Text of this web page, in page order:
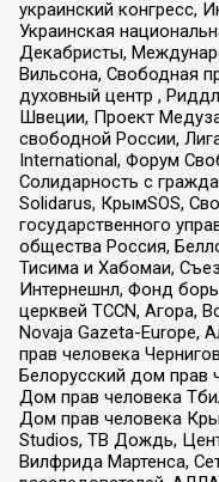
украинский конгресс,
Украинская
Декабристы,
Вильсона, Свободная
духовный центр ,
Швеции, Проект
свободной России,
International, Форум
Солидарность с
Solidarus, КрымSOS,
государственного
общества Россия,
Тисима и Хабомаи,
Интернешнл, Фонд
церквей TCCN, Агора,
Novaja Gazeta-Europe,
прав человека
Белорусский дом прав
Дом прав человека
Дом прав человека
Studios, ТВ Дождь,
Вилфрида Мартенса,